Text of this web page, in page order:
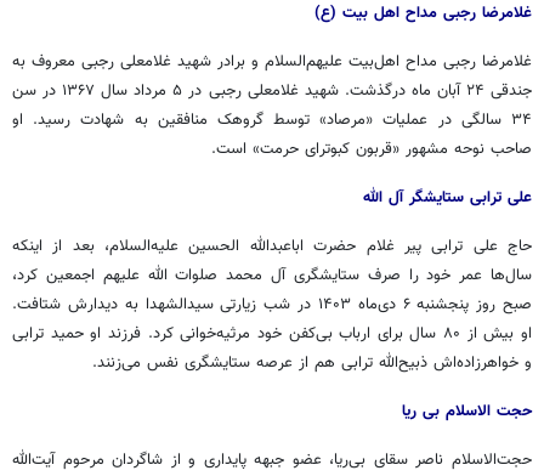
غلامرضا رجبی مداح اهل بیت (ع)
غلامرضا رجبی مداح اهل‌بیت علیهم‌السلام و برادر شهید غلامعلی رجبی معروف به
جندقی ۲۴ آبان ماه درگذشت. شهید غلامعلی رجبی در ۵ مرداد سال ۱۳۶۷ در سن
۳۴ سالگی در عملیات «مرصاد» توسط گروهک منافقین به شهادت رسید. او
صاحب نوحه مشهور «قربون کبوترای حرمت» است.
علی ترابی ستایشگر آل الله
حاج علی ترابی پیر غلام حضرت اباعبدالله الحسین علیه‌السلام، بعد از اینکه
سال‌ها عمر خود را صرف ستایشگری آل محمد صلوات الله علیهم اجمعین کرد،
صبح روز پنجشنبه ۶ دی‌ماه
۱۴۰۳
در شب زیارتی سیدالشهدا به دیدارش شتافت.
او بیش از ۸۰ سال برای ارباب بی‌کفن خود مرثیه‌خوانی کرد. فرزند او حمید ترابی
و خواهرزاده‌اش ذبیح‌الله ترابی هم از عرصه ستایشگری نفس می‌زنند.
حجت الاسلام بی ریا
حجت‌الاسلام ناصرسقای بی‌ریا، عضو جبهه پایداری و از شاگردان مرحوم آیت‌الله